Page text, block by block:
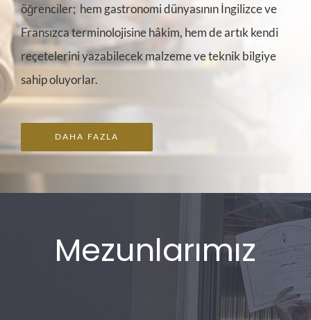
öğrenciler; hem gastronomi dünyasının İngilizce ve
Fransızca terminolojisine hâkim, hem de artık kendi
reçetelerini yazabilecek malzeme ve teknik bilgiye
sahip oluyorlar.
DAHA FAZLA
Mezunlarımız